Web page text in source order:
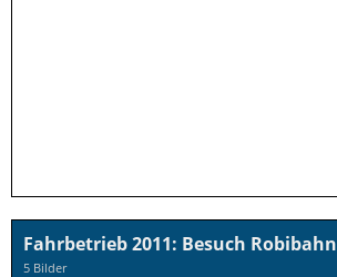
Fahrbetrieb 2011: Besuch Robibahn
5 Bilder